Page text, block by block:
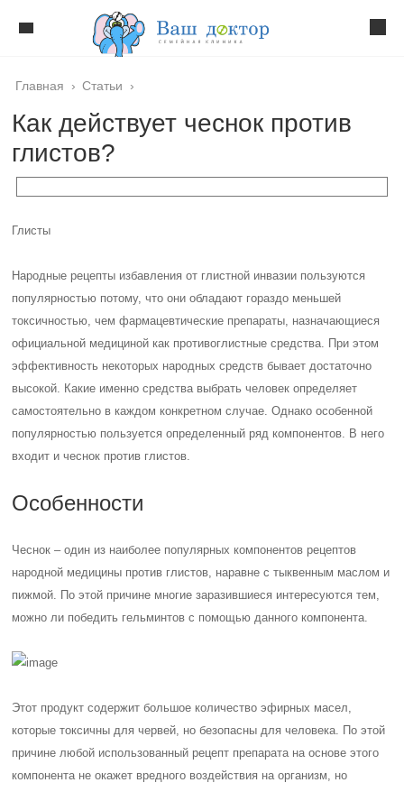
Главная › Статьи ›
Как действует чеснок против
глистов?
Глисты
Народные рецепты избавления от глистной инвазии пользуются
популярностью потому, что они обладают гораздо меньшей
токсичностью, чем фармацевтические препараты, назначающиеся
официальной медициной как противоглистные средства. При этом
эффективность некоторых народных средств бывает достаточно
высокой. Какие именно средства выбрать человек определяет
самостоятельно в каждом конкретном случае. Однако особенной
популярностью пользуется определенный ряд компонентов. В него
входит и чеснок против глистов.
Особенности
Чеснок – один из наиболее популярных компонентов рецептов
народной медицины против глистов, наравне с тыквенным маслом и
пижмой. По этой причине многие заразившиеся интересуются тем,
можно ли победить гельминтов с помощью данного компонента.
Этот продукт содержит большое количество эфирных масел,
которые токсичны для червей, но безопасны для человека. По этой
причине любой использованный рецепт препарата на основе этого
компонента не окажет вредного воздействия на организм, но